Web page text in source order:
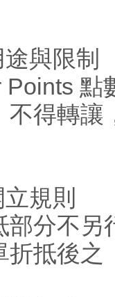
與限制
Points 點
不得轉讓
規則
部分不另
折抵後之